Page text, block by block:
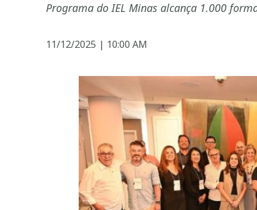
Programa do IEL Minas alcança 1.000
11/12/2025 | 10:00 AM